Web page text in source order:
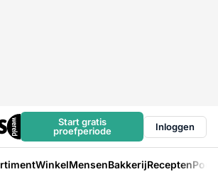
Start gratis
proefperiode
Inloggen
WinkelMensenBakkerijRecepten